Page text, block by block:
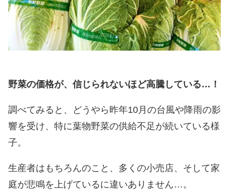
野菜の価格が、信じられないほど高騰している…！
調べてみると、どうやら昨年10月の台風や降雨の影
響を受け、特に葉物野菜の供給不足が続いている様
子。
生産者はもちろんのこと、多くの小売店、そして家
庭が悲鳴を上げているに違いありません…。